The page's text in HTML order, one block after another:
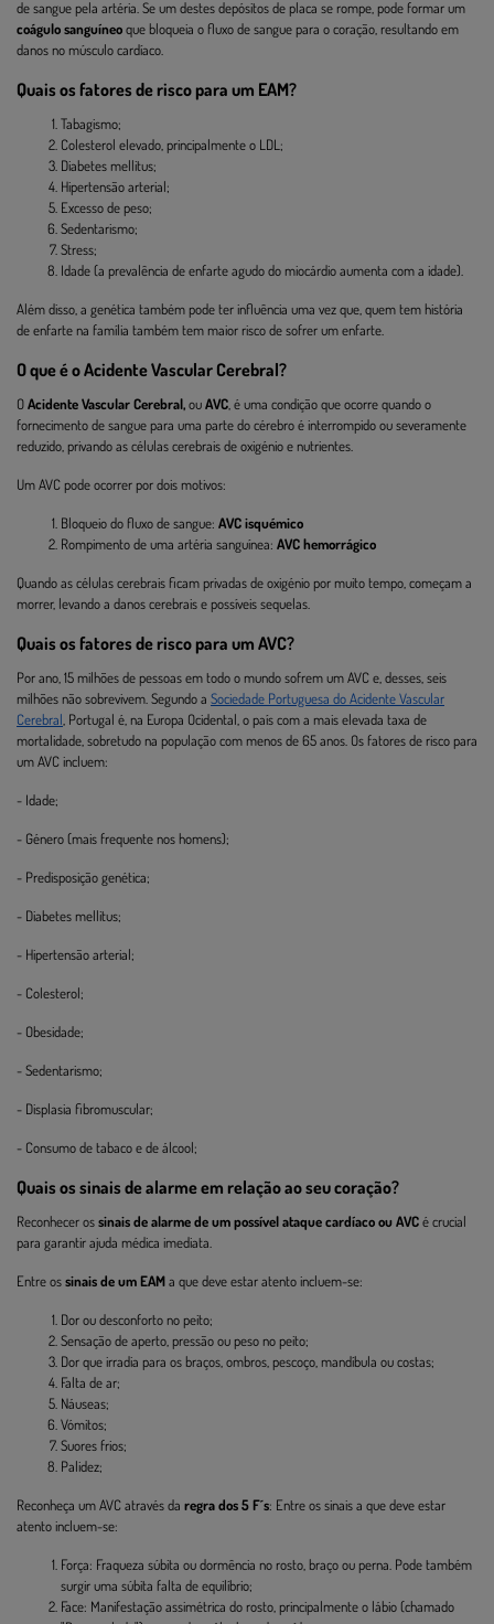
de sangue pela artéria. Se um destes depósitos de placa se rompe, pode formar um
coágulo sanguíneoque bloqueia o fluxo de sangue para o coração, resultando em
danos no músculo cardíaco.
Quais os fatores de risco para um EAM?
Tabagismo;
Colesterol elevado, principalmente o LDL;
Diabetes mellitus;
Hipertensão arterial;
Excesso de peso;
Sedentarismo;
Stress;
Idade (a prevalência de enfarte agudo do miocárdio aumenta com a idade).
Além disso, a genética também pode ter influência uma vez que, quem tem história
de enfarte na família também tem maior risco de sofrer um enfarte.
O que é o Acidente Vascular Cerebral?
OAcidente Vascular Cerebral,ouAVC , é uma condição que ocorre quando o
fornecimento de sangue para uma parte do cérebro é interrompido ou severamente
reduzido, privando as células cerebrais de oxigénio e nutrientes.
Um AVC pode ocorrer por dois motivos:
Bloqueio do fluxo de sangue: AVC isquémico
Rompimento de uma artéria sanguínea: AVC hemorrágico
Quando as células cerebrais ficam privadas de oxigénio por muito tempo, começam a
morrer, levando a danos cerebrais e possíveis sequelas.
Quais os fatores de risco para um AVC?
Por ano, 15 milhões de pessoas em todo o mundo sofrem um AVC e, desses, seis
milhões não sobrevivem. Segundo a Sociedade Portuguesa do Acidente Vascular
Cerebral , Portugal é, na Europa Ocidental, o país com a mais elevada taxa de
mortalidade, sobretudo na população com menos de 65 anos. Os fatores de risco para
um AVC incluem:
- Idade;
- Género (mais frequente nos homens);
- Predisposição genética;
- Diabetes mellitus;
- Hipertensão arterial;
- Colesterol;
- Obesidade;
- Sedentarismo;
- Displasia fibromuscular;
- Consumo de tabaco e de álcool;
Quais os sinais de alarme em relação ao seu coração?
Reconhecer ossinais de alarme de um possível ataque cardíaco ou AVCé crucial
para garantir ajuda médica imediata.
Entre ossinais de um EAMa que deve estar atento incluem-se:
Dor ou desconforto no peito;
Sensação de aperto, pressão ou peso no peito;
Dor que irradia para os braços, ombros, pescoço, mandíbula ou costas;
Falta de ar;
Náuseas;
Vómitos;
Suores frios;
Palidez;
Reconheça um AVC através da regra dos 5 F´s: Entre os sinais a que deve estar
atento incluem-se:
Força: Fraqueza súbita ou dormência no rosto, braço ou perna. Pode também
surgir uma súbita falta de equilíbrio;
Face: Manifestação assimétrica do rosto, principalmente o lábio (chamado